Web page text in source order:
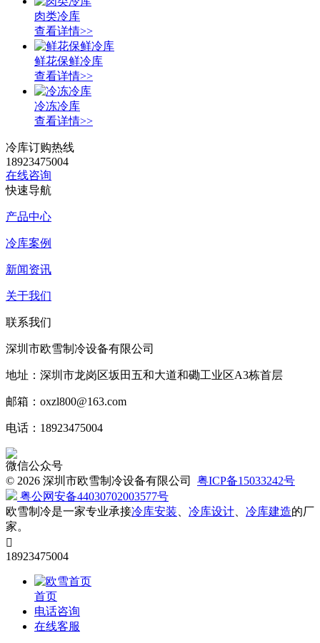
肉类冷库
查看详情>>
鲜花保鲜冷库
查看详情>>
冷冻冷库
查看详情>>
冷库订购热线
18923475004
在线咨询
快速导航
产品中心
冷库案例
新闻资讯
关于我们
联系我们
深圳市欧雪制冷设备有限公司
地址：深圳市龙岗区坂田五和大道和磡工业区A3栋首层
邮箱：oxzl800@163.com
电话：18923475004
微信公众号
© 2026 深圳市欧雪制冷设备有限公司 粤ICP备15033242号
粤公网安备44030702003577号
欧雪制冷是一家专业承接冷库安装 冷库设计 冷库建造的厂
家。

18923475004
首页
电话咨询
在线客服